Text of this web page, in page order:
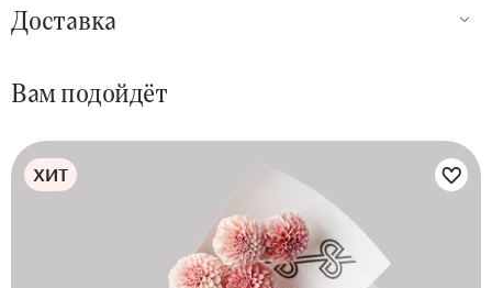
Доставка
Вам подойдёт
ХИТ